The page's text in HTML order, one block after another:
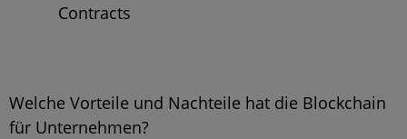
Contracts
Welche Vorteile und Nachteile hat die Blockchain
für Unternehmen?